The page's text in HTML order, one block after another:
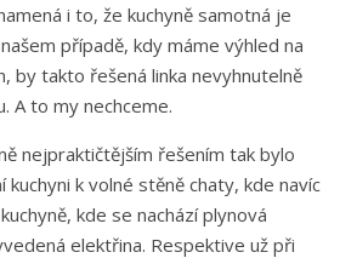
i to, že kuchyně samotná je
případě, kdy máme výhled na
by takto řešená linka nevyhnutelně
A to my nechceme.
nejpraktičtějším řešením tak bylo
kuchyni k volné stěně chaty, kde navíc
kde se nachází plynová
elektřina. Respektive už při